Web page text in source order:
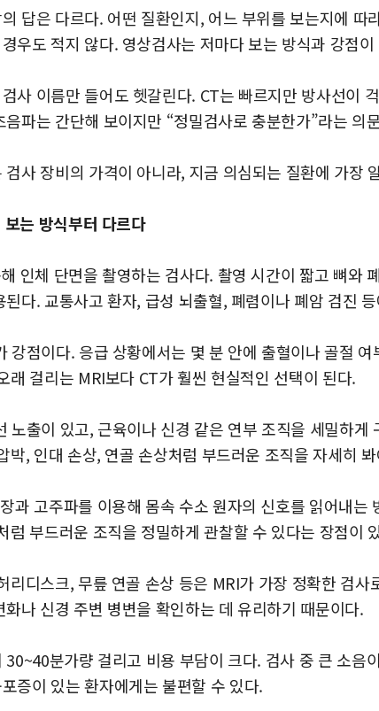
답은 다르다. 어떤 질환인지, 어느 부위를 보는지에 따
우도 적지 않다. 영상검사는 저마다 보는 방식과 강점
사 이름만 들어도 헷갈린다. CT는 빠르지만 방사선이
음파는 간단해 보이지만 “정밀검사로 충분한가”라는 의
검사 장비의 가격이 아니라, 지금 의심되는 질환에 가장
는 방식부터 다르다
인체 단면을 촬영하는 검사다. 촬영 시간이 짧고 뼈와
된다. 교통사고 환자, 급성 뇌출혈, 폐렴이나 폐암 검진
강점이다. 응급 상황에서는 몇 분 안에 출혈이나 골절
래 걸리는 MRI보다 CT가 훨씬 현실적인 선택이 된다.
노출이 있고, 근육이나 신경 같은 연부 조직을 세밀하게
박, 인대 손상, 연골 손상처럼 부드러운 조직을 자세히
과 고주파를 이용해 몸속 수소 원자의 신호를 읽어내는
럼 부드러운 조직을 정밀하게 관찰할 수 있다는 장점이
리디스크, 무릎 연골 손상 등은 MRI가 가장 정확한 검사
화나 신경 주변 병변을 확인하는 데 유리하기 때문이다.
30~40분가량 걸리고 비용 부담이 크다. 검사 중 큰 소음
증이 있는 환자에게는 불편할 수 있다.